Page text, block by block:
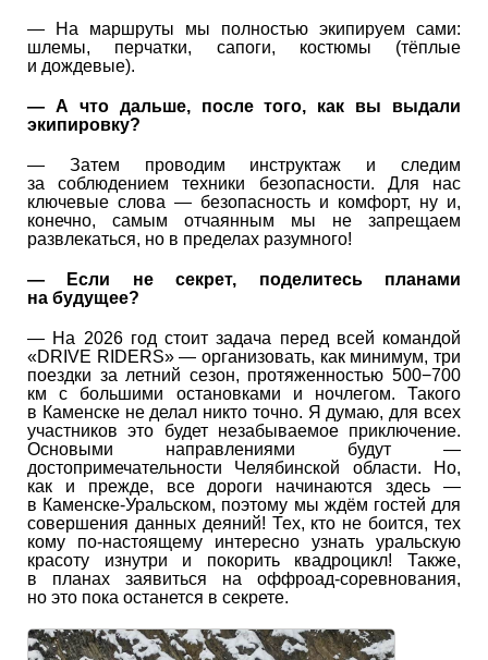
— На маршруты мы полностью экипируем сами:
шлемы, перчатки, сапоги, костюмы (тёплые
и дождевые).
— А что дальше, после того, как вы выдали
экипировку?
— Затем проводим инструктаж и следим
за соблюдением техники безопасности. Для нас
ключевые слова — безопасность и комфорт, ну и,
конечно, самым отчаянным мы не запрещаем
развлекаться, но в пределах разумного!
— Если не секрет, поделитесь планами
на будущее?
— На 2026 год стоит задача перед всей командой
«DRIVE RIDERS» — организовать, как минимум, три
поездки за летний сезон, протяженностью 500−700
км с большими остановками и ночлегом. Такого
в Каменске не делал никто точно. Я думаю, для всех
участников это будет незабываемое приключение.
Основыми направлениями будут —
достопримечательности Челябинской области. Но,
как и прежде, все дороги начинаются здесь —
в Каменске-Уральском, поэтому мы ждём гостей для
совершения данных деяний! Тех, кто не боится, тех
кому по-настоящему интересно узнать уральскую
красоту изнутри и покорить квадроцикл! Также,
в планах заявиться на оффроад-соревнования,
но это пока останется в секрете.